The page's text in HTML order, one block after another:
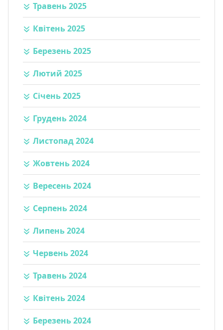
Травень 2025
Квітень 2025
Березень 2025
Лютий 2025
Січень 2025
Грудень 2024
Листопад 2024
Жовтень 2024
Вересень 2024
Серпень 2024
Липень 2024
Червень 2024
Травень 2024
Квітень 2024
Березень 2024